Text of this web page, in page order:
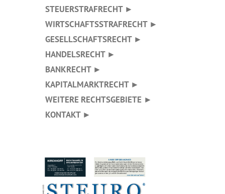
STEUERSTRAFRECHT ►
WIRTSCHAFTSSTRAFRECHT ►
GESELLSCHAFTSRECHT ►
HANDELSRECHT ►
BANKRECHT ►
KAPITALMARKTRECHT ►
WEITERE RECHTSGEBIETE ►
KONTAKT ►